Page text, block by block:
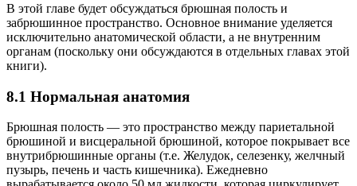
В этой главе будет обсуждаться брюшная полость и
забрюшинное пространство. Основное внимание уделяется
исключительно анатомической области, а не внутренним
органам (поскольку они обсуждаются в отдельных главах этой
книги).
8.1 Нормальная анатомия
Брюшная полость — это пространство между париетальной
брюшиной и висцеральной брюшиной, которое покрывает все
внутрибрюшинные органы (т.е. Желудок, селезенку, желчный
пузырь, печень и часть кишечника). Ежедневно